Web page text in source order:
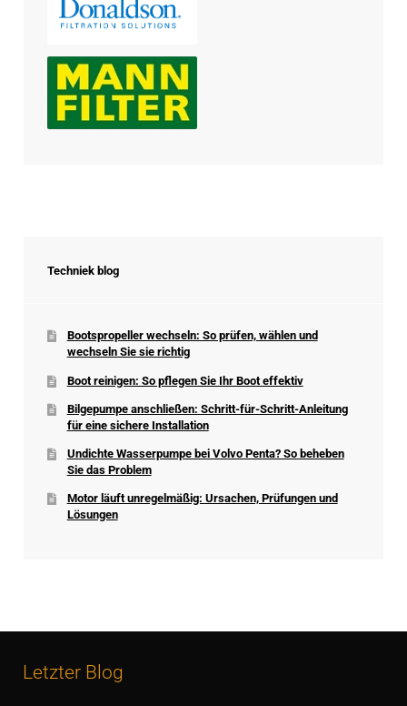
Techniek blog
Bootspropeller wechseln: So prüfen, wählen und
wechseln Sie sie richtig
Boot reinigen: So pflegen Sie Ihr Boot effektiv
Bilgepumpe anschließen: Schritt-für-Schritt-Anleitung
für eine sichere Installation
Undichte Wasserpumpe bei Volvo Penta? So beheben
Sie das Problem
Motor läuft unregelmäßig: Ursachen, Prüfungen und
Lösungen
Letzter Blog